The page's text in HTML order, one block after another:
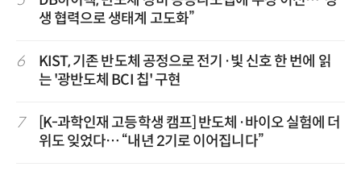
생 협력으로 생태계 고도화”
6
KIST, 기존 반도체 공정으로 전기·빛 신호 한 번에 읽
는 '광반도체 BCI 칩' 구현
7
[K-과학인재 고등학생 캠프] 반도체·바이오 실험에 더
위도 잊었다… “내년 2기로 이어집니다”